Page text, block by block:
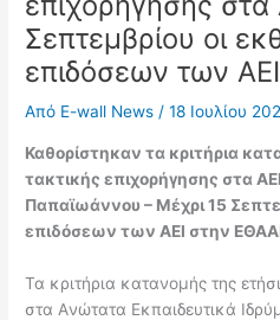
Σεπτεμβρίου οι
επιδόσεων των
Από E-wall News/18 Ιουλίου
Καθορίστηκαν τα κριτήρια
τακτικής επιχορήγησης στα ΑΕΙ
Παπαϊωάννου – Μέχρι 15
επιδόσεων των ΑΕΙ στην
Τα κριτήρια κατανομής της
στα Aνώτατα Εκπαιδευτικά